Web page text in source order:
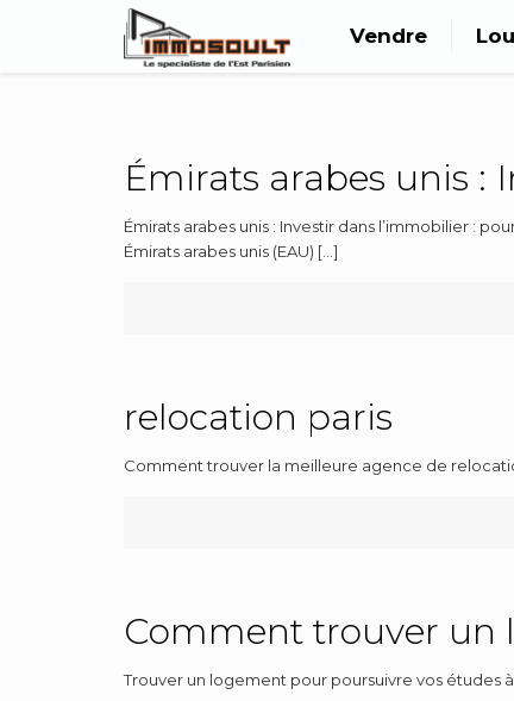
Vendre
Émirats arabes unis :
Émirats arabes unis : Investir dans l’immobilier :
Émirats arabes unis (EAU) […]
relocation paris
Comment trouver la meilleure agence de
Comment trouver un
Trouver un logement pour poursuivre vos études